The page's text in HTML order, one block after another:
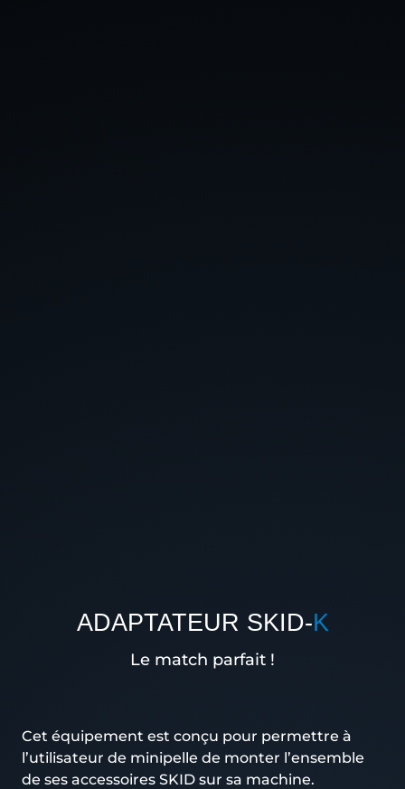
ADAPTATEUR SKID-K
Le match parfait !
Cet équipement est conçu pour permettre à
l’utilisateur de minipelle de monter l’ensemble
de ses accessoires SKID sur sa machine.